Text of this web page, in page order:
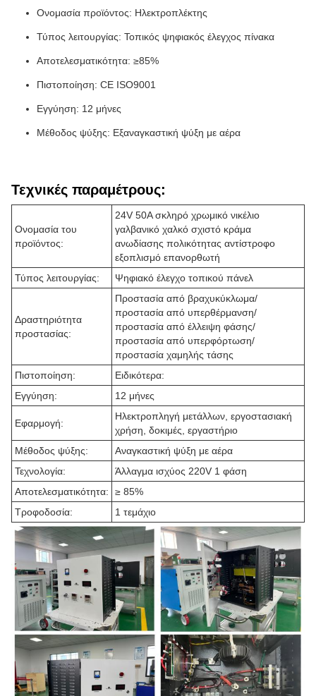
Ονομασία προϊόντος: Ηλεκτροπλέκτης
Τύπος λειτουργίας: Τοπικός ψηφιακός έλεγχος πίνακα
Αποτελεσματικότητα: ≥85%
Πιστοποίηση: CE ISO9001
Εγγύηση: 12 μήνες
Μέθοδος ψύξης: Εξαναγκαστική ψύξη με αέρα
Τεχνικές παραμέτρους:
Ονομασία του
προϊόντος:
24V 50A σκληρό χρωμικό νικέλιο
γαλβανικό χαλκό σχιστό κράμα
ανωδίασης πολικότητας αντίστροφο
εξοπλισμό επανορθωτή
Τύπος λειτουργίας:
Ψηφιακό έλεγχο τοπικού πάνελ
Δραστηριότητα
προστασίας:
Προστασία από βραχυκύκλωμα/
προστασία από υπερθέρμανση/
προστασία από έλλειψη φάσης/
προστασία από υπερφόρτωση/
προστασία χαμηλής τάσης
Πιστοποίηση:
Ειδικότερα:
Εγγύηση:
12 μήνες
Εφαρμογή:
Ηλεκτροπληγή μετάλλων, εργοστασιακή
χρήση, δοκιμές, εργαστήριο
Μέθοδος ψύξης:
Αναγκαστική ψύξη με αέρα
Τεχνολογία:
Άλλαγμα ισχύος 220V 1 φάση
Αποτελεσματικότητα:
≥ 85%
Τροφοδοσία:
1 τεμάχιο